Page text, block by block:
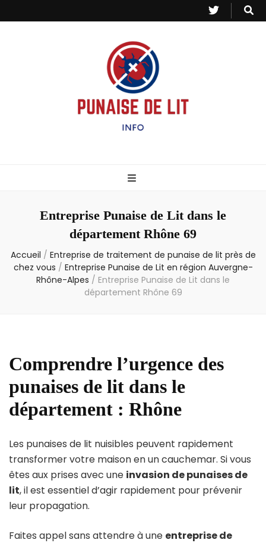
– Info
Entreprise Punaise de Lit dans le
département Rhône 69
Accueil / Entreprise de traitement de punaise de lit près de
chez vous / Entreprise Punaise de Lit en région Auvergne-
Rhône-Alpes / Entreprise Punaise de Lit dans le
département Rhône 69
Comprendre l’urgence des
punaises de lit dans le
département : Rhône
Les punaises de lit nuisibles peuvent rapidement
transformer votre maison en un cauchemar. Si vous
êtes aux prises avec une invasion de punaises de
lit, il est essentiel d’agir rapidement pour prévenir
leur propagation.
Faites appel sans attendre à une entreprise de